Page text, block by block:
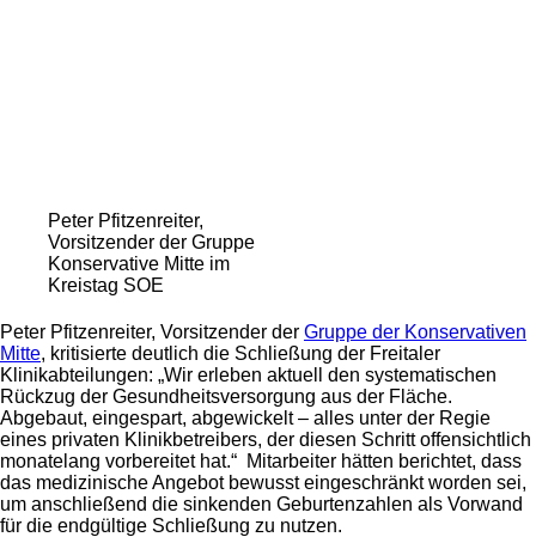
Peter Pfitzenreiter,
Vorsitzender der Gruppe
Konservative Mitte im
Kreistag SOE
Peter Pfitzenreiter, Vorsitzender der Gruppe der Konservativen
Mitte, kritisierte deutlich die Schließung der Freitaler
Klinikabteilungen: „Wir erleben aktuell den systematischen
Rückzug der Gesundheitsversorgung aus der Fläche.
Abgebaut, eingespart, abgewickelt – alles unter der Regie
eines privaten Klinikbetreibers, der diesen Schritt offensichtlich
monatelang vorbereitet hat.“ Mitarbeiter hätten berichtet, dass
das medizinische Angebot bewusst eingeschränkt worden sei,
um anschließend die sinkenden Geburtenzahlen als Vorwand
für die endgültige Schließung zu nutzen.